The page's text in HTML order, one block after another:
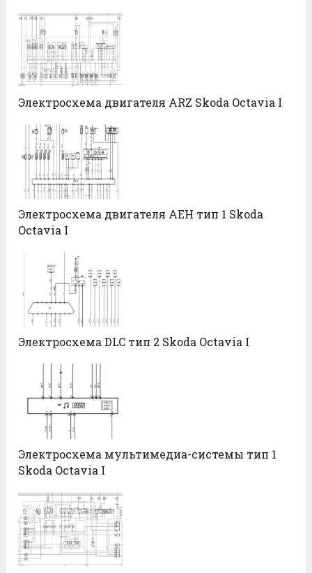
Электросхема двигателя ARZ Skoda Octavia I
Электросхема двигателя AEH тип 1 Skoda
Octavia I
Электросхема DLC тип 2 Skoda Octavia I
Электросхема мультимедиа-системы тип 1
Skoda Octavia I